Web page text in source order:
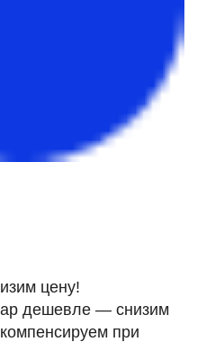
цену!
дешевле — снизим
при